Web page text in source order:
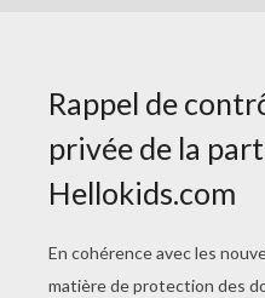
Hellokids vous
outil pour trouver
partout en France.
partenaire
expositions,